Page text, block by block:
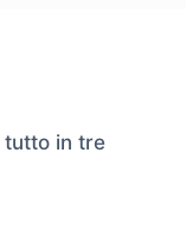
tutto in tre